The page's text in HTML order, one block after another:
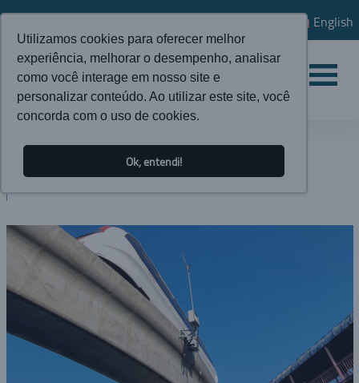
Utilizamos cookies para oferecer melhor
experiência, melhorar o desempenho, analisar
como você interage em nosso site e
personalizar conteúdo. Ao utilizar este site, você
concorda com o uso de cookies.
Ok, entendi!
English
ATUALIDADES
BLOG